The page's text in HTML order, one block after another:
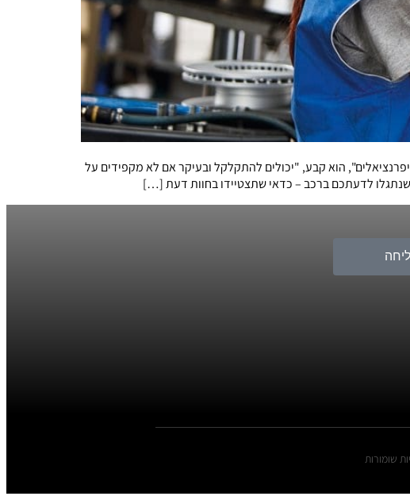
הוא קבע, "יכולים להתקלקל ובעיקר אם לא מקפידים על
שנתגלו לדעתכם ברכב – כדאי שתצטיידו בחוות דעת […]
שומורות